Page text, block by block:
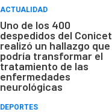
ACTUALIDAD
Uno de los 400
despedidos del Conicet
realizó un hallazgo que
podría transformar el
tratamiento de las
enfermedades
neurológicas
DEPORTES